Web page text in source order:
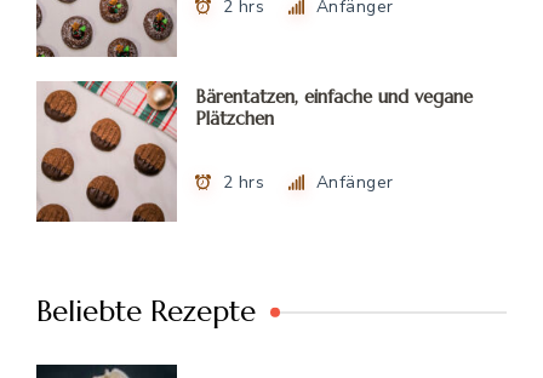
2 hrs Anfänger
Bärentatzen, einfache und vegane
Plätzchen
2 hrs Anfänger
Beliebte Rezepte